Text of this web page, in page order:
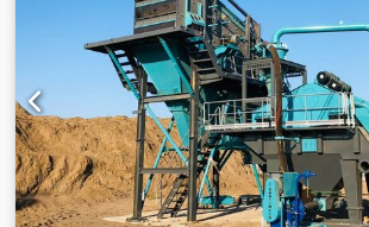
partiklar från vatten säkerställer
effektiv materialhantering, minskar
och förbättrar slutproduktens kvalitet. •
DSHC-1640 Typ - Dräneringssikt
Kapacitet: 150 t/h - Storlek: 1600 x 4000
däck, polyuretansikt 0,250 / 0,500 mikron
- Siktdrift/rotation: 2 x 8,4 kW, 1000 rpm
Siktens lutningsvinkel: 8° - Slaglängd:
ERD A1 kvalitet, 12 mm - Utloppsrör: 219